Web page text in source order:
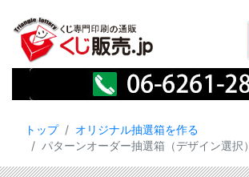
トップ
オリジナル抽選箱を作る
パターンオーダー抽選箱（デザイン選択）